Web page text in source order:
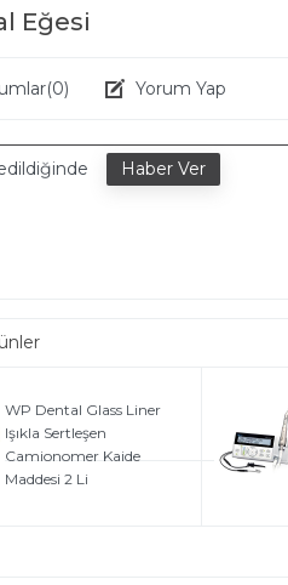
Eğesi
(0) Yorum Yap
WP Dental Glass Liner
Işıkla Sertleşen
Camionomer Kaide
Maddesi 2 Li